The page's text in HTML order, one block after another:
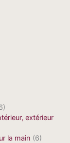
extérieur
la main (6)